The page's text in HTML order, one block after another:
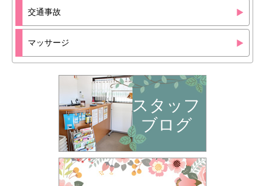
交通事故
マッサージ
スタッフ
ブログ